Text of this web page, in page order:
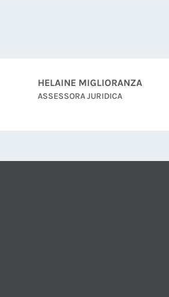
JEFERSON SOUZA
CHEFE DE MANUTENÇÃO DE